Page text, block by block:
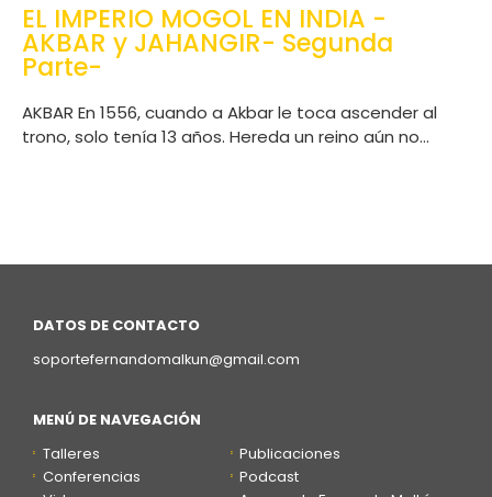
EL IMPERIO MOGOL EN INDIA -
AKBAR y JAHANGIR- Segunda
Parte-
AKBAR En 1556, cuando a Akbar le toca ascender al
trono, solo tenía 13 años. Hereda un reino aún no...
DATOS DE CONTACTO
soportefernandomalkun@gmail.com
MENÚ DE NAVEGACIÓN
Talleres
Conferencias
Publicaciones
Podcast